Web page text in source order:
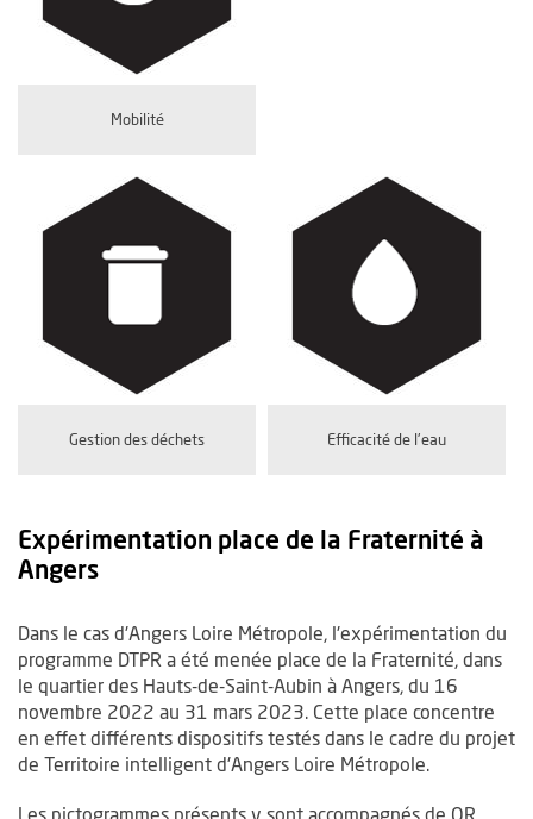
Mobilité
Gestion des déchets Efficacité de l'eau
Expérimentation place de la Fraternité à
Angers
Dans le cas d'Angers Loire Métropole, l'expérimentation du
programme DTPR a été menée place de la Fraternité, dans
le quartier des Hauts-de-Saint-Aubin à Angers, du 16
novembre 2022 au 31 mars 2023. Cette place concentre
en effet différents dispositifs testés dans le cadre du projet
de Territoire intelligent d'Angers Loire Métropole.
Les pictogrammes présents y sont accompagnés de QR